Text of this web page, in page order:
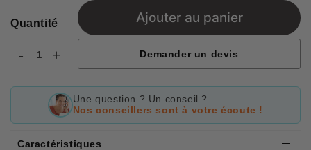
Quantité
- +
Ajouter au panier
Demander un devis
Une question ? Un conseil ?
Nos conseillers sont à votre écoute !
Caractéristiques